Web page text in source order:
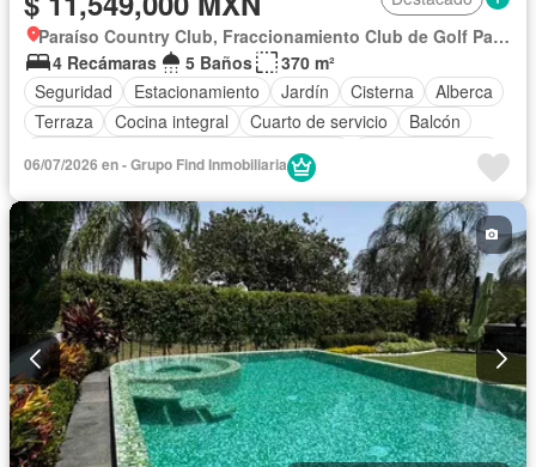
Paraíso Country Club, Fraccionamiento Club de Golf Paraíso
4 Recámaras
5 Baños
370 m²
Seguridad
Estacionamiento Jardín Cisterna
Alberca
Terraza
Cocina integral Cuarto de servicio
Balcón
Acceso para personas con discapacidad
Cocina equipada
Aire acondicionado
Electricidad
Jacuzzi
Cuarto de Limpieza
Agua Gas natural
Zonas verdes
Vista panorámica
Sin amueblar
06/07/2026 en - Grupo Find Inmobiliaria